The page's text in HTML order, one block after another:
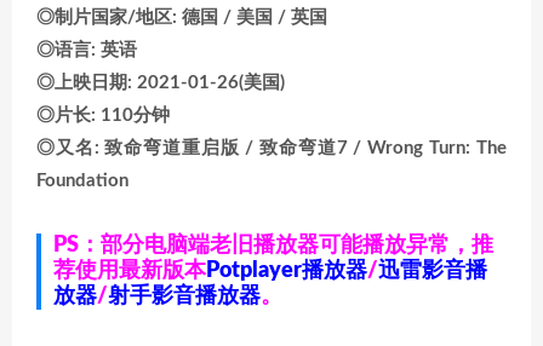
◎制片国家/地区: 德国 / 美国 / 英国
◎语言: 英语
◎上映日期: 2021-01-26(美国)
◎片长: 110分钟
◎又名: 致命弯道重启版 / 致命弯道7 / Wrong Turn: The
Foundation
PS：部分电脑端老旧播放器可能播放异常，推
荐使用最新版本Potplayer播放器/迅雷影音播
放器/射手影音播放器。